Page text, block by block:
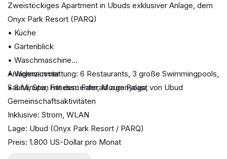
Zweistöckiges Apartment in Ubuds exklusiver Anlage, dem
Onyx Park Resort (PARQ)
• Küche
• Gartenblick
• Waschmaschine
• Wohnzimmer
• 8 Minuten mit dem Fahrrad zum Palast von Ubud
Anlagenausstattung: 6 Restaurants, 3 große Swimmingpools,
Sauna, Spa, Fitnesscenter, Morgenyoga,
Gemeinschaftsaktivitäten
Inklusive: Strom, WLAN
Lage: Ubud (Onyx Park Resort / PARQ)
Preis: 1.800 US-Dollar pro Monat